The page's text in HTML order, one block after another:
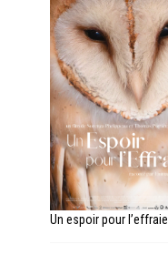
Un espoir pour l’effraie